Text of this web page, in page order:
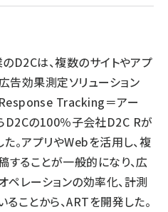
D2Cは、複数のサイトやアプ
告効果測定ソリューション
Tracking＝アー
D2Cの100％子会社D2C Rが
。アプリやWebを活用し、複
することが一般的になり、広
レーションの効率化、計測
ことから、ARTを開発した。